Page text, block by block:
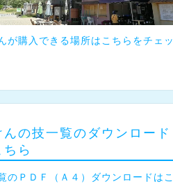
が購入できる場所はこちらをチェッ
んの技一覧のダウンロード
ちら
のＰＤＦ（Ａ４）ダウンロードはこ